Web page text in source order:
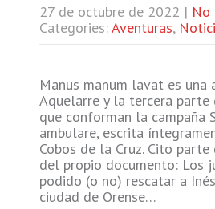
27 de octubre de 2022 | No
Categories:Aventuras,
Manus manum lavat es una
Aquelarre y la tercera parte
que conforman la campaña
ambulare, escrita
Cobos de la Cruz. Cito
del propio documento: Los
podido (o no) rescatar a
ciudad de Orense…